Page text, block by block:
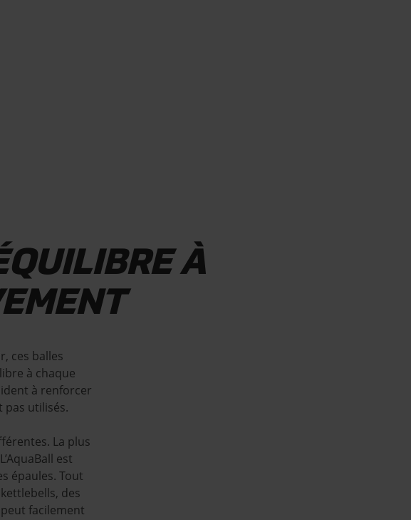
À
ces balles
à chaque
à renforcer
pas utilisés.
La plus
est
épaules. Tout
des
facilement